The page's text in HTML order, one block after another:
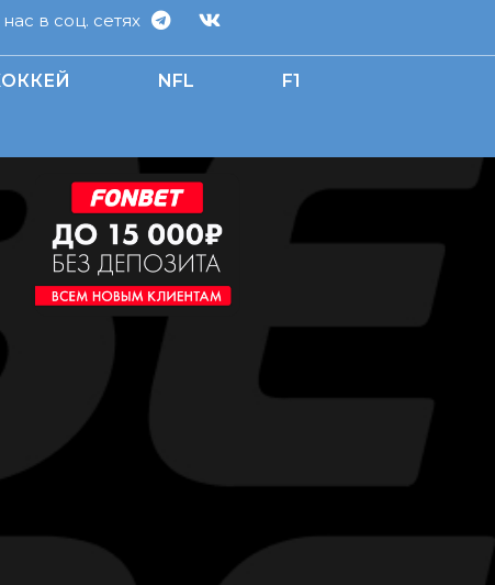
в соц. сетях
NFL F1